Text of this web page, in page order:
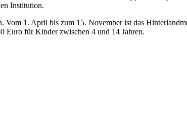
Institution.
1. April bis zum 15. November ist das
Euro für Kinder zwischen 4 und 14 Jahren.